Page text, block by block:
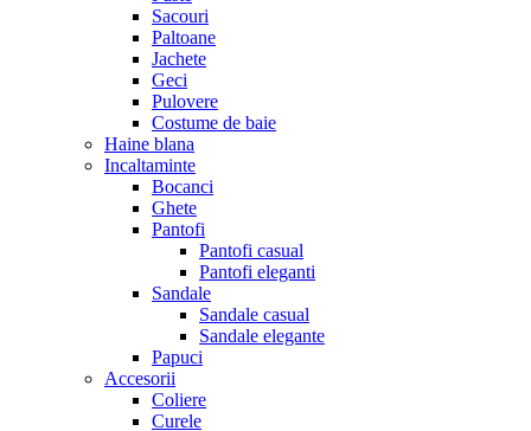
Sacouri
Paltoane
Jachete
Geci
Pulovere
Costume de baie
Haine blana
Incaltaminte
Bocanci
Ghete
Pantofi
Pantofi casual
Pantofi eleganti
Sandale
Sandale casual
Sandale elegante
Papuci
Accesorii
Coliere
Curele